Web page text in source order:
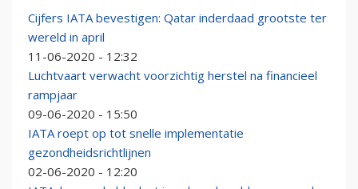
Cijfers IATA bevestigen: Qatar inderdaad grootste ter
wereld in april
11-06-2020 - 12:32
Luchtvaart verwacht voorzichtig herstel na financieel
rampjaar
09-06-2020 - 15:50
IATA roept op tot snelle implementatie
gezondheidsrichtlijnen
02-06-2020 - 12:20